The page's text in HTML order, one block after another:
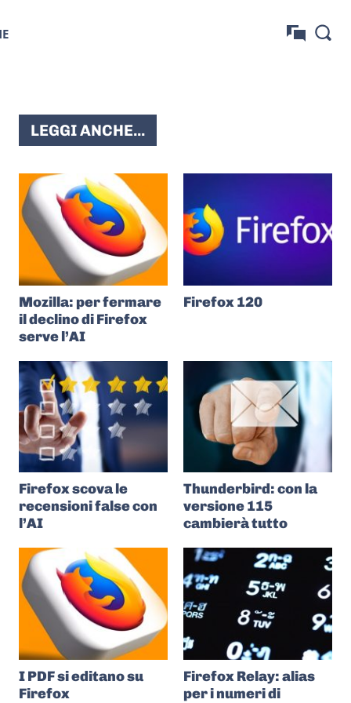
LEGGI ANCHE...
Mozilla: per fermare
il declino di Firefox
serve l’AI
Firefox 120
Firefox scova le
recensioni false con
l’AI
Thunderbird: con la
versione 115
cambierà tutto
I PDF si editano su
Firefox
Firefox Relay: alias
per i numeri di